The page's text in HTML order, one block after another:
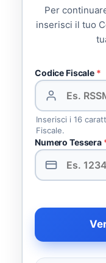
Per
inserisci il tuo
Codice Fiscale *
Inserisci i 16
Fiscale.
Numero Tessera